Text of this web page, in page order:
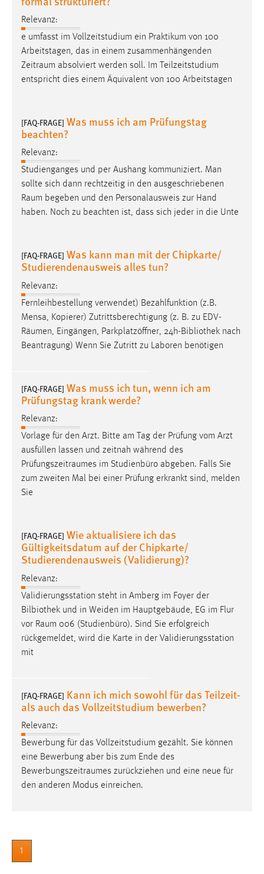
Relevanz:
e umfasst im Vollzeitstudium ein Praktikum von 100
Arbeitstagen, das in einem zusammenhängenden
Zeitraum absolviert werden soll. Im Teilzeitstudium
entspricht dies einem Äquivalent von 100 Arbeitstagen
[FAQ-FRAGE] Was muss ich am Prüfungstag
beachten?
Relevanz:
Studienganges und per Aushang kommuniziert. Man
sollte sich dann rechtzeitig in den ausgeschriebenen
Raum begeben und den Personalausweis zur Hand
haben. Noch zu beachten ist, dass sich jeder in die Unte
[FAQ-FRAGE] Was kann man mit der Chipkarte/
Studierendenausweis alles tun?
Relevanz:
Fernleihbestellung verwendet) Bezahlfunktion (z.B.
Mensa, Kopierer) Zutrittsberechtigung (z. B. zu EDV-
Räumen, Eingängen, Parkplatzöffner, 24h-Bibliothek nach
Beantragung) Wenn Sie Zutritt zu Laboren benötigen
[FAQ-FRAGE] Was muss ich tun, wenn ich am
Prüfungstag krank werde?
Relevanz:
Vorlage für den Arzt. Bitte am Tag der Prüfung vom Arzt
ausfüllen lassen und zeitnah während des
Prüfungszeitraumes im Studienbüro abgeben. Falls Sie
zum zweiten Mal bei einer Prüfung erkrankt sind, melden
Sie
[FAQ-FRAGE] Wie aktualisiere ich das
Gültigkeitsdatum auf der Chipkarte/
Studierendenausweis (Validierung)?
Relevanz:
Validierungsstation steht in Amberg im Foyer der
Bilbiothek und in Weiden im Hauptgebäude, EG im Flur
vor Raum 006 (Studienbüro). Sind Sie erfolgreich
rückgemeldet, wird die Karte in der Validierungsstation
mit
[FAQ-FRAGE] Kann ich mich sowohl für das Teilzeit-
als auch das Vollzeitstudium bewerben?
Relevanz:
Bewerbung für das Vollzeitstudium gezählt. Sie können
eine Bewerbung aber bis zum Ende des
Bewerbungszeitraumes zurückziehen und eine neue für
den anderen Modus einreichen.
1
Cookie Laufzeit:
3 Monate
Facebook Pixel
Anbieter:
Facebook
Zweck:
Conversion-Tracking
Cookie Laufzeit:
EXTERNE MEDIEN
Um Inhalte von Videoplattformen und Social Media
Plattformen anzeigen zu können, werden von diesen
externen Medien Cookies gesetzt.
YouTube
Vimeo